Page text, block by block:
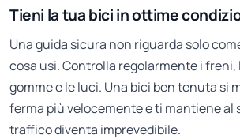
Tieni la tua bici in ottime
Una guida sicura non riguarda solo
cosa usi. Controlla regolarmente i freni,
gomme e le luci. Una bici ben tenuta si
ferma più velocemente e ti mantiene al
traffico diventa imprevedibile.